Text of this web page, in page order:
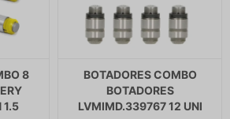
8
1.5
BOTADORES COMBO
BOTADORES
LVMIMD.339767 12 UNI